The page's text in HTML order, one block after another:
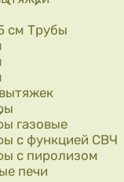
см Трубы
газовые
с функцией СВЧ
с пиролизом
печи